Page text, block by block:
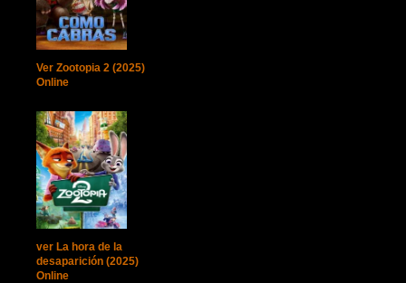
Ver Zootopia 2 (2025)
Online
ver La hora de la
desaparición (2025)
Online